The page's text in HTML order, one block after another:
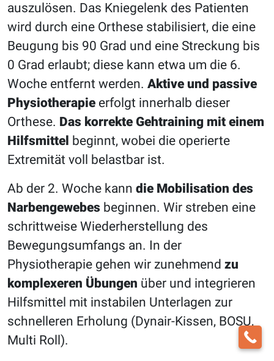
auszulösen. Das Kniegelenk des Patienten
wird durch eine Orthese stabilisiert, die eine
Beugung bis 90 Grad und eine Streckung bis
0 Grad erlaubt; diese kann etwa um die 6.
Woche entfernt werden. Aktive und passive
Physiotherapie erfolgt innerhalb dieser
Orthese. Das korrekte Gehtraining mit einem
Hilfsmittel beginnt, wobei die operierte
Extremität voll belastbar ist.
Ab der 2. Woche kann die Mobilisation des
Narbengewebes beginnen. Wir streben eine
schrittweise Wiederherstellung des
Bewegungsumfangs an. In der
Physiotherapie gehen wir zunehmend zu
komplexeren Übungen über und integrieren
Hilfsmittel mit instabilen Unterlagen zur
schnelleren Erholung (Dynair-Kissen, BOSU,
Multi Roll).